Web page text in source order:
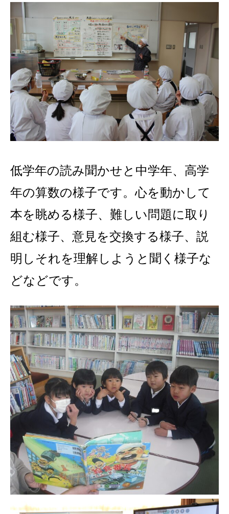
低学年の読み聞かせと中学年、高学
年の算数の様子です。心を動かして
本を眺める様子、難しい問題に取り
組む様子、意見を交換する様子、説
明しそれを理解しようと聞く様子な
どなどです。